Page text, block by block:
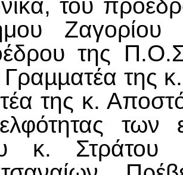
του
Ζαγορίου
της
Γραµµατέα της
της κ.
των
κ.